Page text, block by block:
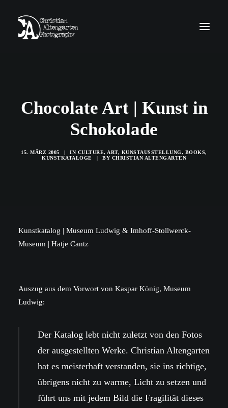
contact
imprint
Chocolate Art | Kunst in
Schokolade
15. MÄRZ 2005 | IN CULTURE, ART, KUNSTAUSSTELLUNG, BOOKS,
KUNSTKATALOGE
| BY CHRISTIAN ALTENGARTEN
Kunstkatalog | Museum Ludwig & Imhoff-Stollwerck-
Museum | Hatje Cantz
Auszug aus dem Vorwort von Kaspar König, Museum
Ludwig:
Der Katalog lebt nicht zuletzt von den Fotos
der ausgestellten Werke. Christian Altengarten
hat es meisterhaft verstanden, sie ins richtige,
übrigens nicht zu warme, Licht zu setzen und
führt uns mit jedem Bild die Fragilität dieses